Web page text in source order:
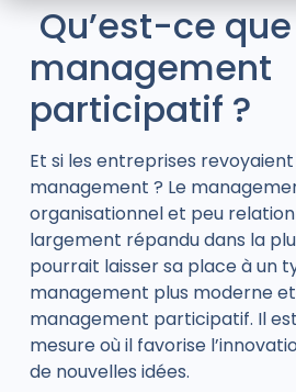
Qu’est-ce
management
participatif ?
Et si les entreprises
management ? Le
organisationnel et peu
largement répandu dans la
pourrait laisser sa place à un
management plus moderne
management participatif. Il
mesure où il favorise
de nouvelles idées.